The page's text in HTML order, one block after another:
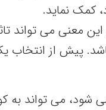
کمک نماید.
معنی می تواند
پیش از انتخاب
شود، می تواند به